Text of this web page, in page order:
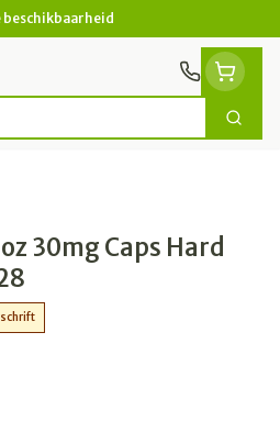
beschikbaarheid
Zoek
30mg Caps Hard